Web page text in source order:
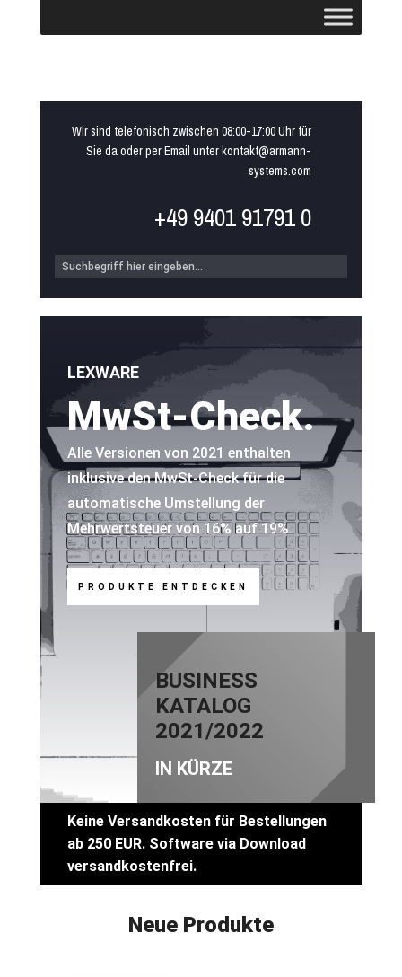
Wir sind telefonisch zwischen 08:00-17:00 Uhr für
Sie da oder per Email unter kontakt@armann-
systems.com
+49 9401 91791 0
LEXWARE
MwSt-Check.
Alle Versionen von 2021 enthalten
inklusive den MwSt-Check für die
automatische Umstellung der
Mehrwertsteuer von 16% auf 19%.
PRODUKTE ENTDECKEN
BUSINESS
KATALOG
2021/2022
IN KÜRZE
Keine Versandkosten für Bestellungen
ab 250 EUR. Software via Download
versandkostenfrei.
Neue Produkte